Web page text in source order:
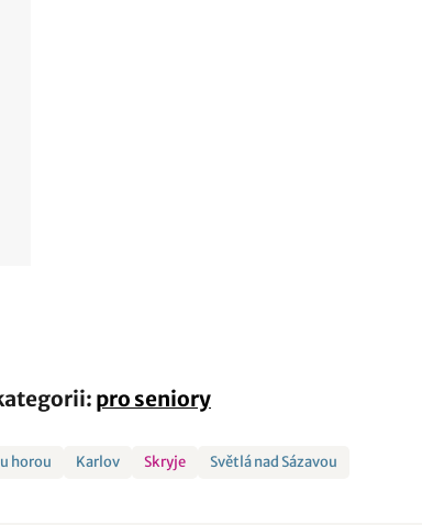
pro seniory
horou Karlov Skryje Světlá nad Sázavou